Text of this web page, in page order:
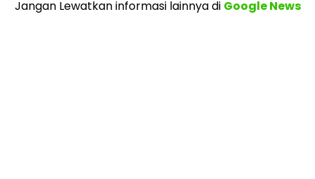
Jangan Lewatkan informasi lainnyadi Google News